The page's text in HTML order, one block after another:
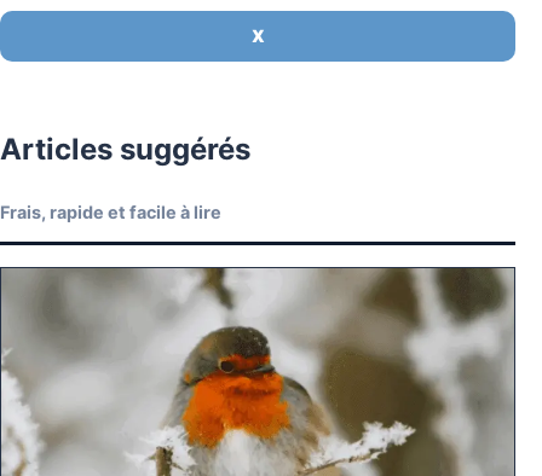
X
Articles suggérés
Frais, rapide et facile à lire